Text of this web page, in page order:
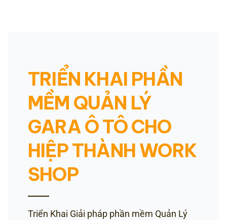
TRIỂN KHAI PHẦN
MỀM QUẢN LÝ
GARA Ô TÔ CHO
HIỆP THÀNH WORK
SHOP
Triển Khai Giải pháp phần mềm Quản Lý